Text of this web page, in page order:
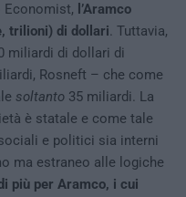
Economist, l’Aramco
trilioni) di dollari. Tuttavia,
miliardi di dollari di
Rosneft – che come
soltanto 35 miliardi. La
è statale e come tale
e politici sia interni
ma estraneo alle logiche
più per Aramco, i cui